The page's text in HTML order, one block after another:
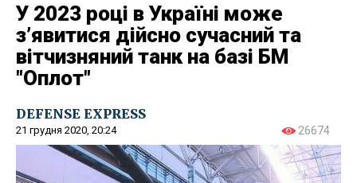
У 2023 році в Україні може
з’явитися дійсно сучасний та
вітчизняний танк на базі БМ
"Оплот"
DEFENSE EXPRESS
21 грудня 2020, 20:24 26674